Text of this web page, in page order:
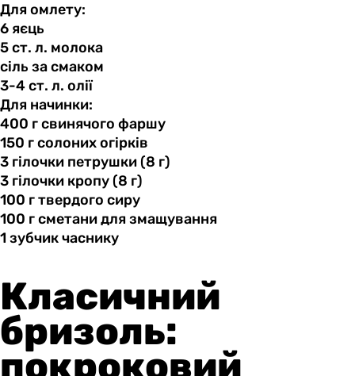
Для омлету:
6 яєць
5 ст. л. молока
сіль засмаком
3-4 ст. л. олії
Для начинки:
400 гсвинячого фаршу
150 гсолонихогірків
3 гілочки петрушки(8 г)
3 гілочки кропу(8 г)
100 гтвердого сиру
100 гсметанидля змащування
1 зубчикчаснику
Класичний
бризоль:
покроковий